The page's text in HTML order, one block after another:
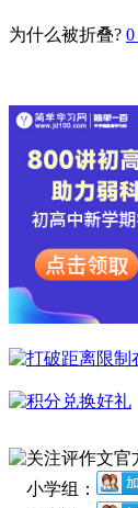
为什么被折叠? 0
小学组：